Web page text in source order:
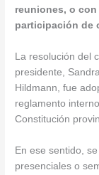
reuniones, o
participación de
La resolución del
presidente,
Hildmann, fue
reglamento
Constitución
En ese sentido,
presenciales o